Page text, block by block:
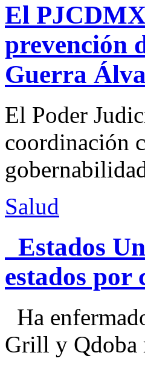
El
prevención
Guerra
El Poder
coordinación
Salud
Estados
estados
Ha
Grill y Qdoba